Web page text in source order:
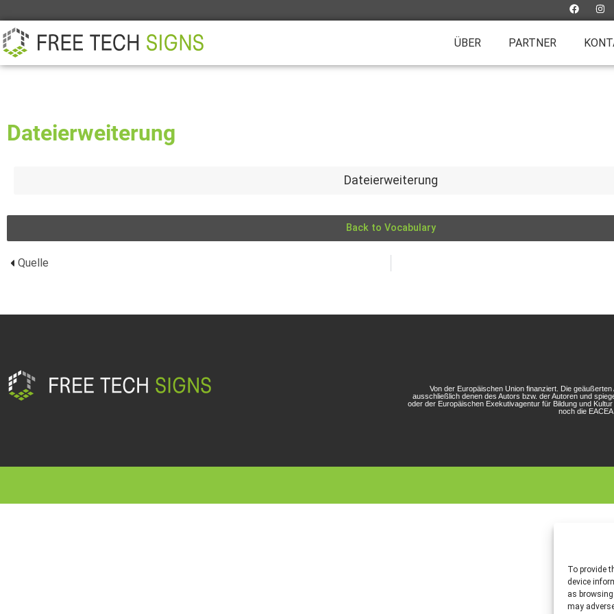
To provide
device
as
may
ÜBER PARTNER
Dateierweiterung
Dateierweiterung
Back to Vocabulary
Quelle
Von der Europäischen Union finanziert. Die
ausschließlich denen des Autors bzw. der Autoren und
oder der Europäischen Exekutivagentur für Bildung und
noch die